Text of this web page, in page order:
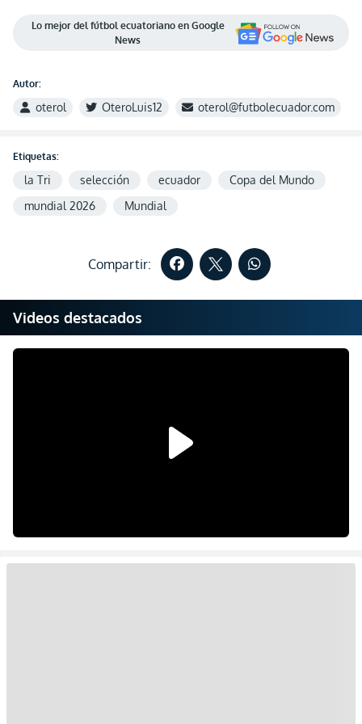
Lo mejor del fútbol ecuatoriano en Google
News
Autor:
oterol OteroLuis12 oterol@futbolecuador.com
Etiquetas:
la Tri selección ecuador
Copa del Mundo
mundial 2026
Mundial
Compartir:
Videos destacados